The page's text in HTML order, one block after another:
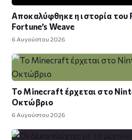
Αποκαλύφθηκε η ιστορία του
Fortune’s Weave
6 Αυγούστου 2026
Το Minecraft έρχεται στο
Οκτώβριο
6 Αυγούστου 2026